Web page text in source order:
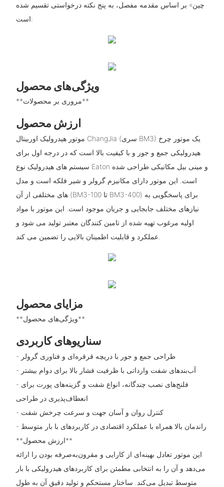
چین» بر اساس مقدمه مفصل، به پنج نکته درخواستی تقسیم شده
است:
ویژگی‌های محصول
**مروری بر محصولات**
ارزش محصول
موتور هیدرولیک اوربیتال ChangJia (سری BM3) یک موتور چرخ
هیدرولیکی جمع و جور و با کیفیت بالا است که در درجه اول برای
سیستم های هیدرولیک نوع Eaton و مینی بیل مکانیکی طراحی شده
است. این موتور دارای مکانیزم گرولر و شیر فلکه است و مدل
های مختلفی از آن (BM3-100 تا BM3-400) برای پاسخگویی به
نیازهای مختلف جابجایی و جریان موجود است. این موتور با مواد
اولیه مرغوب تهیه شده از تامین کنندگان معتبر تولید می شود و
مزایای محصول
**ویژگی‌های محصول**
سناریوهای کاربردی
- طراحی جمع و جور با دریچه قرقره‌ای و فناوری گرولر
- آب‌بندهای شفت وارداتی با ظرفیت فشار بالا برای دوام بیشتر
- فلنج‌های نصب چندگانه، انواع شفت و گزینه‌های پورت برای
انعطاف‌پذیری در طراحی
- کنترل روان و آسان جهت و سرعت چرخش شفت
- راندمان بالا همراه با عملکرد اقتصادی در کاربردهای با بار متوسط
**ارزش محصول**
این موتور تعادل بهینه‌ای از کارایی و مقرون‌به‌صرفه بودن را ارائه
می‌دهد و آن را به انتخابی مطمئن برای کاربردهای هیدرولیکی با بار
متوسط ​​تبدیل می‌کند. ساختار مستحکم و تولید دقیق آن به طول